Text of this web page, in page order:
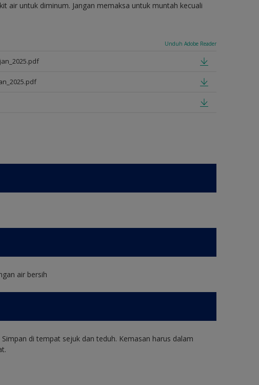
air untuk diminum. Jangan memaksa untuk muntah kecuali
Unduh Adobe Reader
air bersih
di tempat sejuk dan teduh. Kemasan harus dalam